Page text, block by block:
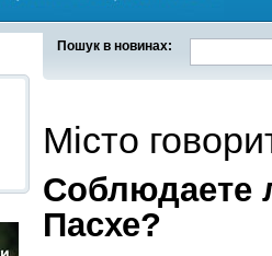
Пошук в новинах:
Місто
Соблюдаете
Пасхе?